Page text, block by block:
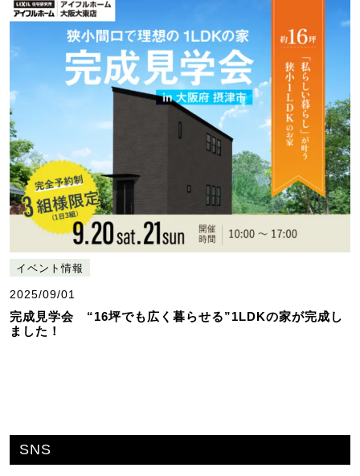
イベント情報
2025/09/01
完成見学会 “16坪でも広く暮らせる”1LDKの家が完成し
ました！
SNS